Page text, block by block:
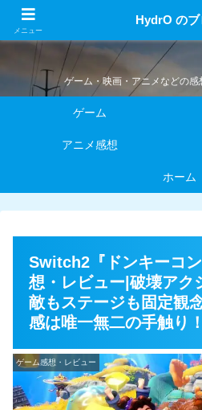
HydrO のブ
ゲーム・映画・アニメなどの感
ゲーム
アニメ感想
ホーム
Switch2『ドンキーコ
想・レビュー|破壊アク
敵もステージも固定観
感は唯一無二の手触り！
ゲーム感想・レビュー
メニュー
HydrO のブ